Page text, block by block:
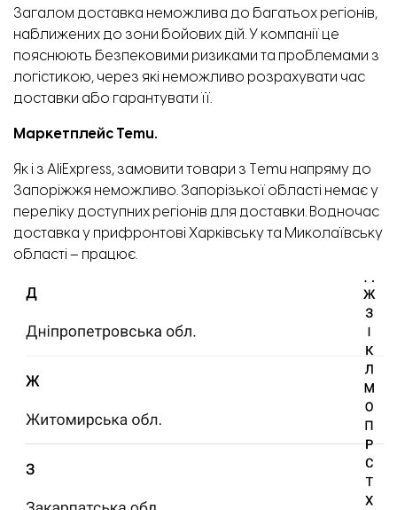
Загалом доставка неможлива до багатьох регіонів,
наближених до зони бойових дій. У компанії це
пояснюють безпековими ризиками та проблемами з
логістикою, через які неможливо розрахувати час
доставки або гарантувати її.
Маркетплейс Temu.
Як і з AliExpress, замовити товари з Temu напряму до
Запоріжжя неможливо. Запорізької області немає у
переліку доступних регіонів для доставки. Водночас
доставка у прифронтові Харківську та Миколаївську
області – працює.